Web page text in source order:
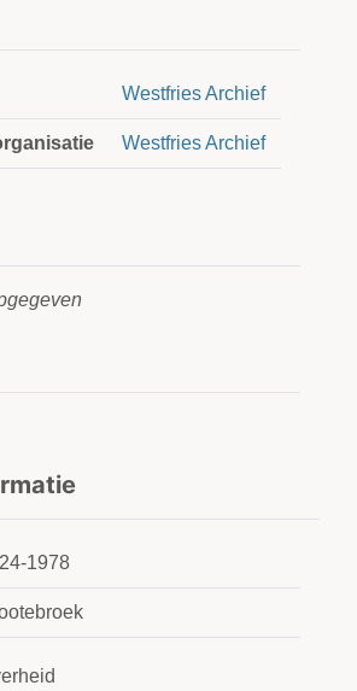
Westfries Archief
Westfries Archief
1978